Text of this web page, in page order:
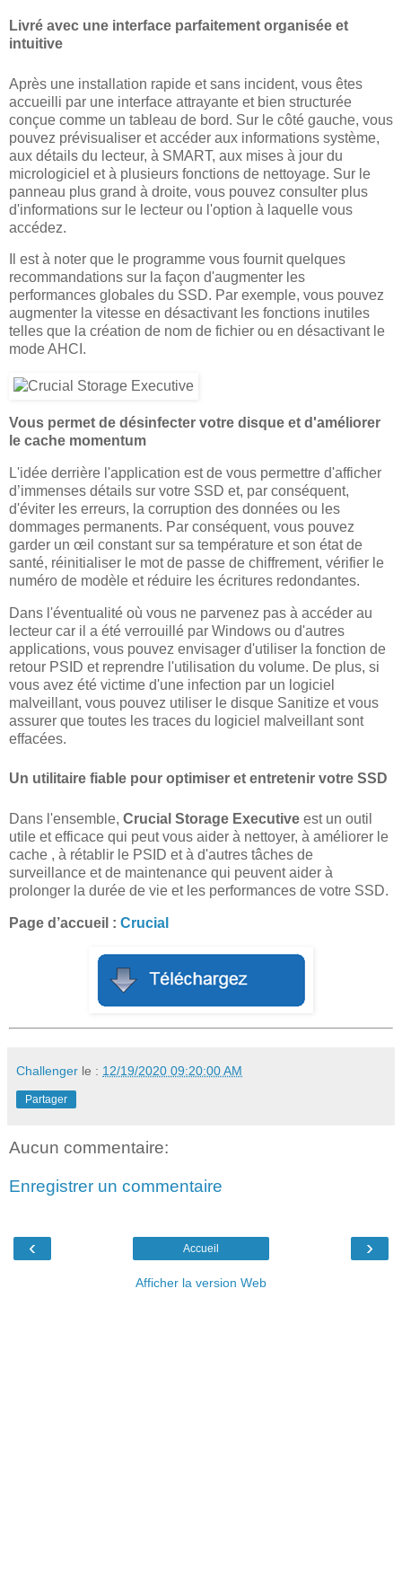
Livré avec une interface parfaitement organisée et
intuitive
Après une installation rapide et sans incident, vous êtes
accueilli par une interface attrayante et bien structurée
conçue comme un tableau de bord. Sur le côté gauche, vous
pouvez prévisualiser et accéder aux informations système,
aux détails du lecteur, à SMART, aux mises à jour du
micrologiciel et à plusieurs fonctions de nettoyage. Sur le
panneau plus grand à droite, vous pouvez consulter plus
d'informations sur le lecteur ou l'option à laquelle vous
accédez.
Il est à noter que le programme vous fournit quelques
recommandations sur la façon d'augmenter les
performances globales du SSD. Par exemple, vous pouvez
augmenter la vitesse en désactivant les fonctions inutiles
telles que la création de nom de fichier ou en désactivant le
mode AHCI.
Vous permet de désinfecter votre disque et d'améliorer
le cache momentum
L'idée derrière l'application est de vous permettre d'afficher
d’immenses détails sur votre SSD et, par conséquent,
d'éviter les erreurs, la corruption des données ou les
dommages permanents. Par conséquent, vous pouvez
garder un œil constant sur sa température et son état de
santé, réinitialiser le mot de passe de chiffrement, vérifier le
numéro de modèle et réduire les écritures redondantes.
Dans l'éventualité où vous ne parvenez pas à accéder au
lecteur car il a été verrouillé par Windows ou d'autres
applications, vous pouvez envisager d'utiliser la fonction de
retour PSID et reprendre l'utilisation du volume. De plus, si
vous avez été victime d'une infection par un logiciel
malveillant, vous pouvez utiliser le disque Sanitize et vous
assurer que toutes les traces du logiciel malveillant sont
effacées.
Un utilitaire fiable pour optimiser et entretenir votre SSD
Dans l'ensemble, Crucial Storage Executive est un outil
utile et efficace qui peut vous aider à nettoyer, à améliorer le
cache , à rétablir le PSID et à d'autres tâches de
surveillance et de maintenance qui peuvent aider à
prolonger la durée de vie et les performances de votre SSD.
Page d’accueil : Crucial
Challenger le : 12/19/2020 09:20:00 AM
Partager
Aucun commentaire:
Enregistrer un commentaire
‹ ›
Accueil
Afficher la version Web